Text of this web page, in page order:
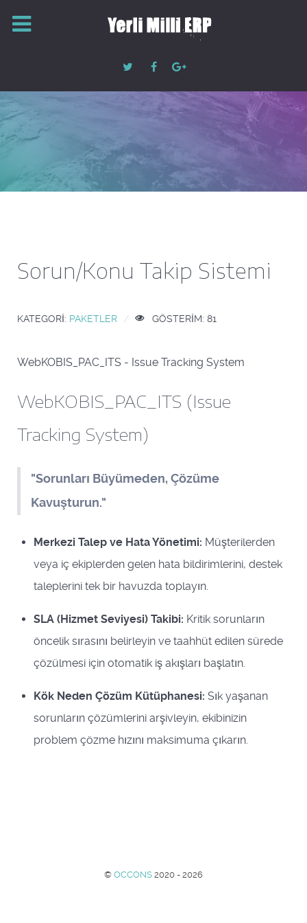
Sorun/Konu Takip Sistemi
KATEGORI: PAKETLER GÖSTERIM: 81
WebKOBIS_PAC_ITS - Issue Tracking System
WebKOBIS_PAC_ITS (Issue
Tracking System)
"Sorunları Büyümeden, Çözüme
Kavuşturun."
Merkezi Talep ve Hata Yönetimi: Müşterilerden
veya iç ekiplerden gelen hata bildirimlerini, destek
taleplerini tek bir havuzda toplayın.
SLA (Hizmet Seviyesi) Takibi: Kritik sorunların
öncelik sırasını belirleyin ve taahhüt edilen sürede
çözülmesi için otomatik iş akışları başlatın.
Kök Neden Çözüm Kütüphanesi: Sık yaşanan
sorunların çözümlerini arşivleyin, ekibinizin
problem çözme hızını maksimuma çıkarın.
© OCCONS 2020 - 2026